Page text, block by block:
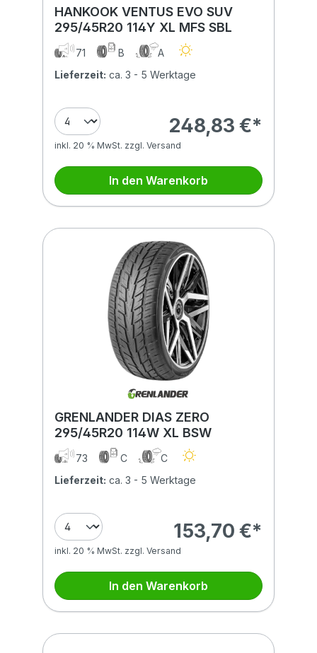
HANKOOK VENTUS EVO SUV
295/45R20 114Y XL MFS SBL
71 B
A
Lieferzeit: ca. 3 - 5 Werktage
248,83 €*
inkl. 20 % MwSt. zzgl. Versand
In den Warenkorb
GRENLANDER DIAS ZERO
295/45R20 114W XL BSW
73 C
C
Lieferzeit: ca. 3 - 5 Werktage
153,70 €*
inkl. 20 % MwSt. zzgl. Versand
In den Warenkorb